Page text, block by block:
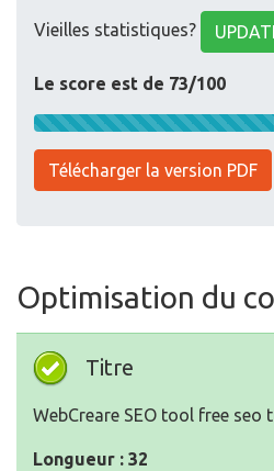
Vieilles statistiques?
Le score est de 73/100
Télécharger la version PDF
Optimisation du
Titre
WebCreare SEO tool free seo
Longueur : 32